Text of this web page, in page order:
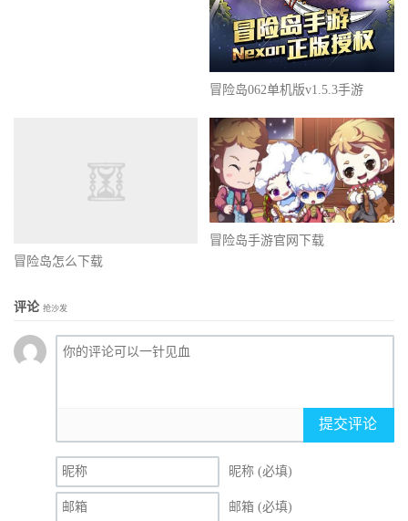
冒险岛062单机版v1.5.3手游
冒险岛怎么下载
冒险岛手游官网下载
评论 抢沙发
提交评论
昵称 (必填)
邮箱 (必填)